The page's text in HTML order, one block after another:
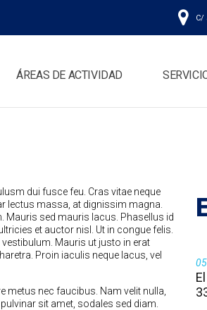
C/
ÁREAS DE ACTIVIDAD
dui fusce feu. Cras vitae neque
lectus massa, at dignissim magna.
Mauris sed mauris lacus. Phasellus id
et auctor nisl. Ut in congue felis.
Mauris ut justo in erat
Proin iaculis neque lacus, vel
metus nec faucibus. Nam velit nulla,
sit amet, sodales sed diam.